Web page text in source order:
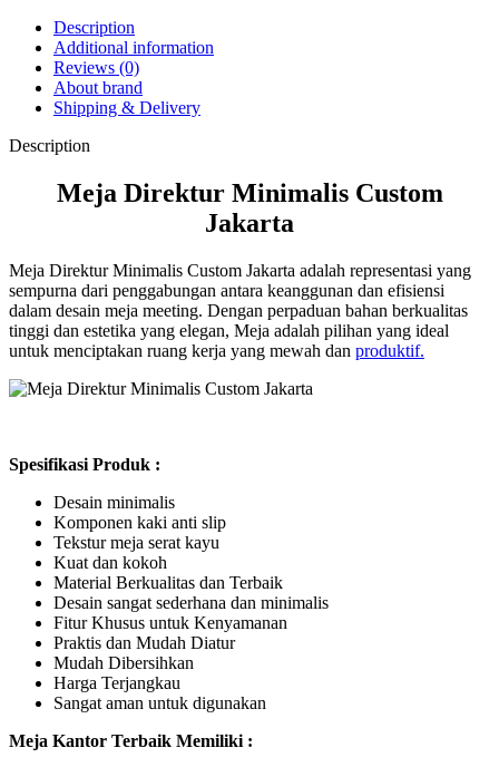
Description
Additional information
Reviews (0)
About brand
Shipping & Delivery
Description
Meja Direktur Minimalis Custom
Jakarta
Meja Direktur Minimalis Custom Jakarta adalah representasi yang
sempurna dari penggabungan antara keanggunan dan efisiensi
dalam desain meja meeting. Dengan perpaduan bahan berkualitas
tinggi dan estetika yang elegan, Meja adalah pilihan yang ideal
untuk menciptakan ruang kerja yang mewah dan produktif.
Spesifikasi Produk :
Desain minimalis
Komponen kaki anti slip
Tekstur meja serat kayu
Kuat dan kokoh
Material Berkualitas dan Terbaik
Desain sangat sederhana dan minimalis
Fitur Khusus untuk Kenyamanan
Praktis dan Mudah Diatur
Mudah Dibersihkan
Harga Terjangkau
Sangat aman untuk digunakan
Meja Kantor Terbaik Memiliki :